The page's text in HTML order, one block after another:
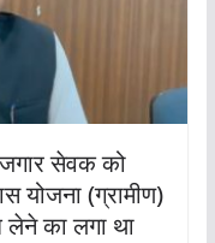
सेवक को
योजना (ग्रामीण)
लेने का लगा था